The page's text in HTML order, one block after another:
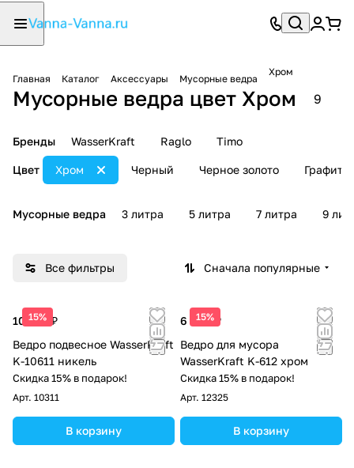
Главная Каталог Аксессуары Мусорные ведра
Хром
Мусорные ведра цвет Хром 9
Бренды WasserKraft Raglo Timo
Цвет Черный Черное золото Графит
Хром
Мусорные ведра 3 литра 5 литра 7 литра 9
Все фильтры Сначала популярные
15%
10 190 ₽
Ведро подвесное WasserKraft
K-10611 никель
Скидка 15% в подарок!
Арт. 10311
В корзину
15%
6 860 ₽
Ведро для мусора
WasserKraft K-612 хром
Скидка 15% в подарок!
Арт. 12325
В корзину